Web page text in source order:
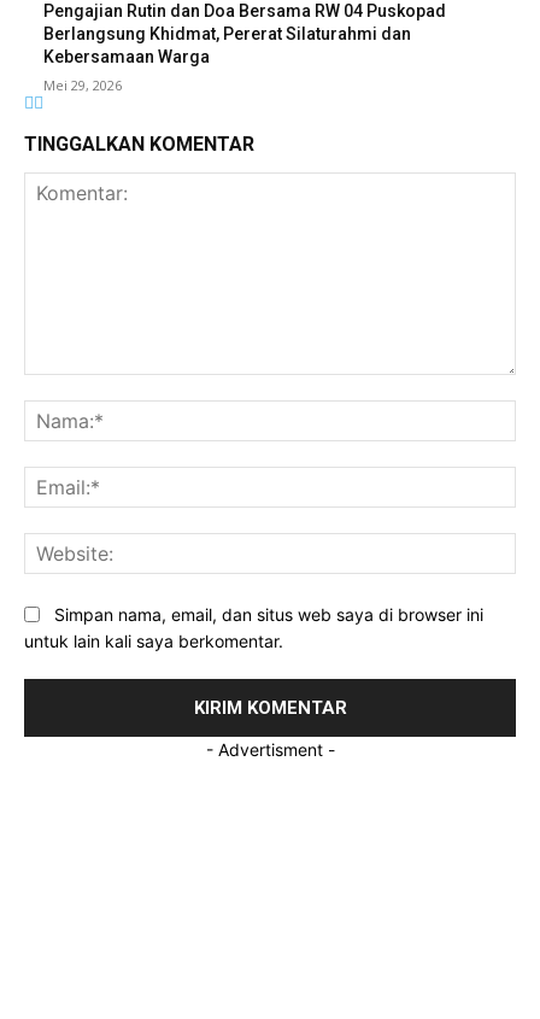
Pengajian Rutin dan Doa Bersama RW 04 Puskopad
Berlangsung Khidmat, Pererat Silaturahmi dan
Kebersamaan Warga
Mei 29, 2026
TINGGALKAN KOMENTAR
Simpan nama, email, dan situs web saya di browser ini
untuk lain kali saya berkomentar.
- Advertisment -